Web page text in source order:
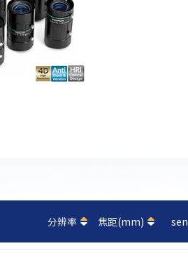
分辨率 焦距(mm)